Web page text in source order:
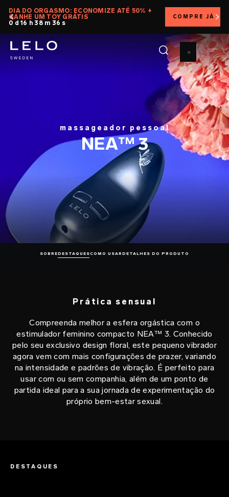
Pular
para
o
conteúdo
principal
DIA DO ORGASMO: ECONOMIZE ATÉ 50% +
GANHE UM TOY GRÁTIS
0 d 16 h 38 m 35 s
COMPRE JÁ
massageador pessoal
NEA™ 3
SOBREDESTAQUESCOMO USAR DETALHES DO PRODUTO
Prática sensual
Compreenda melhor a esfera orgástica com o
estimulador feminino compacto NEA™ 3. Conhecido
pelo seu exclusivo design floral, este pequeno vibrador
agora vem com mais configurações de prazer, variando
na intensidade e padrões de vibração. É perfeito para
usar com ou sem companhia, além de um ponto de
partida ideal para a sua jornada de experimentação do
próprio bem-estar sexual.
DESTAQUES